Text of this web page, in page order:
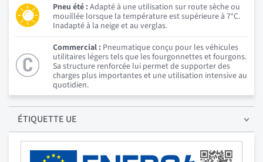
Pneu été :Adapté à une utilisation sur route sèche ou
mouillée lorsque la température est supérieure à 7°C.
Inadapté à la neige et au verglas.
Commercial : Pneumatique conçu pour les véhicules
utilitaires légers tels que les fourgonnettes et fourgons.
Sa structure renforcée lui permet de supporter des
charges plus importantes et une utilisation intensive au
quotidien.
ÉTIQUETTE UE